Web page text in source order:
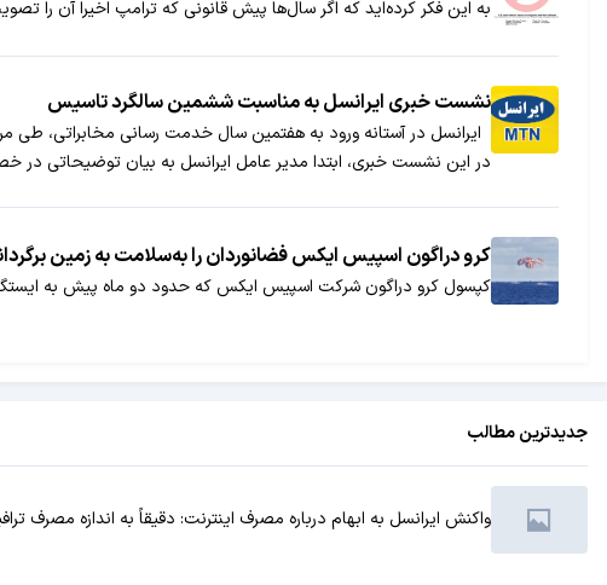
به این فکر کرده‌اید که اگر سال‌ها پیش قانونی که ترامپ اخیرا آن را
نشست خبری ایرانسل به مناسبت ششمین سالگرد تاسیس
ایرانسل در آستانه ورود به هفتمین سال خدمت رسانی مخابراتی، طی
در این نشست خبری، ابتدا مدیر عامل ایرانسل به بیان توضیحاتی در
کرو دراگون اسپیس ایکس فضانوردان را به‌سلامت به زمین
کپسول کرو دراگون شرکت اسپیس ایکس که حدود دو ماه پیش به
جدیدترین مطالب
واکنش ایرانسل به ابهام درباره مصرف اینترنت: دقیقاً به اندازه مصرف